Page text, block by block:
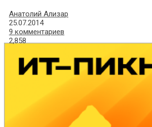
Анатолий Ализар
25.07.2014
9 комментариев
2,858